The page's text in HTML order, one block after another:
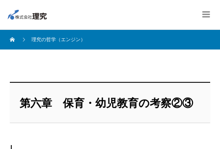
理究の哲学（エンジン）
第六章 保育・幼児教育の考察②③